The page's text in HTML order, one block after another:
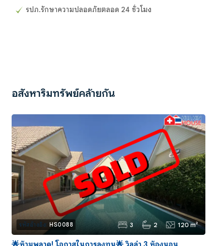
รปภ.รักษาความปลอดภัยตลอด 24 ชั่วโมง
อสังหาริมทรัพย์คล้ายกัน
รหัสอ้างอิง: HS0088 3 2 120 m²